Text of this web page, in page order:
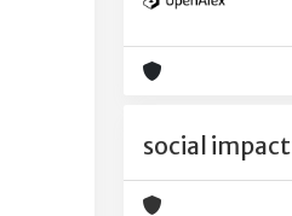
social impact